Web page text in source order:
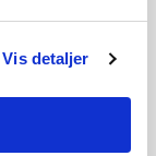
Vis detaljer